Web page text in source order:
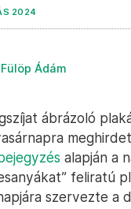
2024
Ádám
ábrázoló
alapján a
feliratú
szervezte a